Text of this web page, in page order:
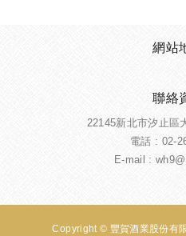
網站
聯絡
22145新北市汐止區
電話 : 02-
E-mail :
Copyright © 豐賀酒業股份有